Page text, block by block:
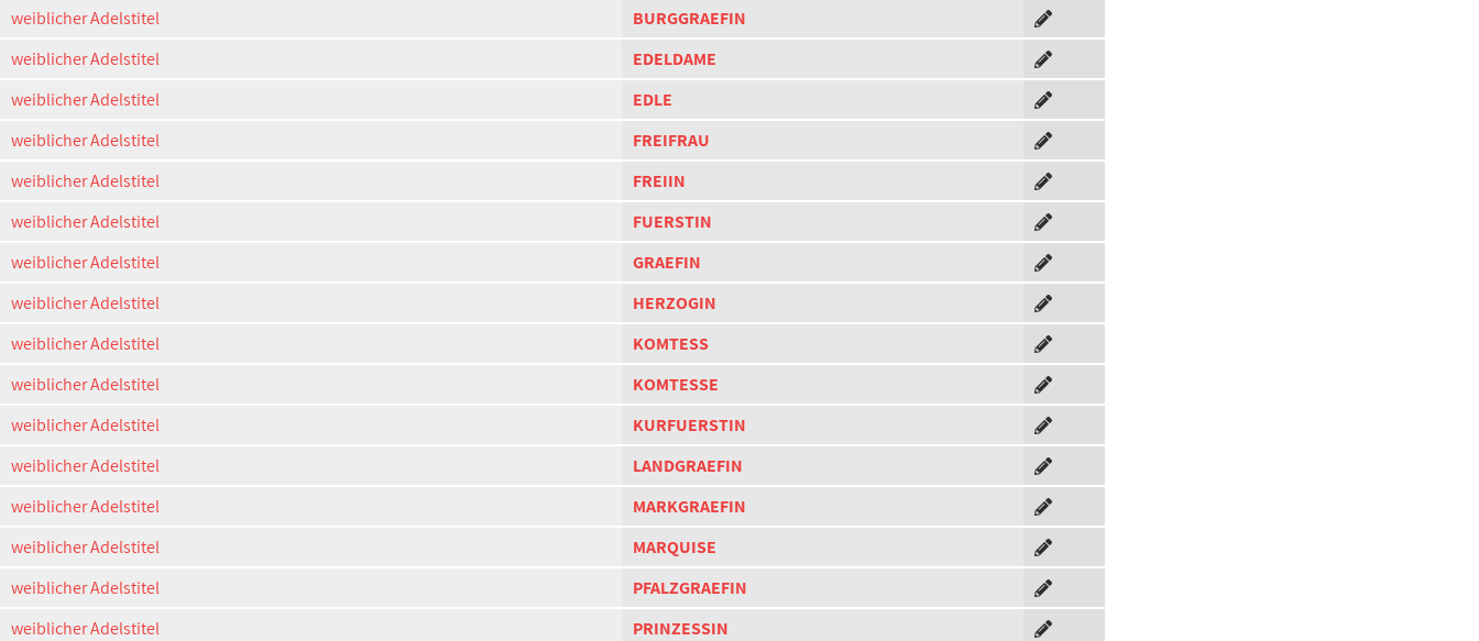
weiblicher Adelstitel
BURGGRAEFIN
weiblicher Adelstitel
EDELDAME
weiblicher Adelstitel
EDLE
weiblicher Adelstitel
FREIFRAU
weiblicher Adelstitel
FREIIN
weiblicher Adelstitel
FUERSTIN
weiblicher Adelstitel
GRAEFIN
weiblicher Adelstitel
HERZOGIN
weiblicher Adelstitel
KOMTESS
weiblicher Adelstitel
KOMTESSE
weiblicher Adelstitel
KURFUERSTIN
weiblicher Adelstitel
LANDGRAEFIN
weiblicher Adelstitel
MARKGRAEFIN
weiblicher Adelstitel
MARQUISE
weiblicher Adelstitel
PFALZGRAEFIN
weiblicher Adelstitel
PRINZESSIN